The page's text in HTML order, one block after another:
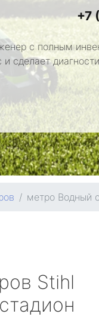
+7
с полным
и сделает
метро Водный
Stihl